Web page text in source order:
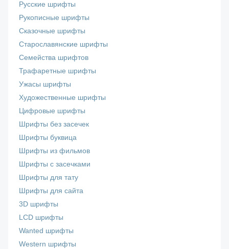
Русские шрифты
Рукописные шрифты
Сказочные шрифты
Старославянские шрифты
Семейства шрифтов
Трафаретные шрифты
Ужасы шрифты
Художественные шрифты
Цифровые шрифты
Шрифты без засечек
Шрифты буквица
Шрифты из фильмов
Шрифты с засечками
Шрифты для тату
Шрифты для сайта
3D шрифты
LCD шрифты
Wanted шрифты
Western шрифты